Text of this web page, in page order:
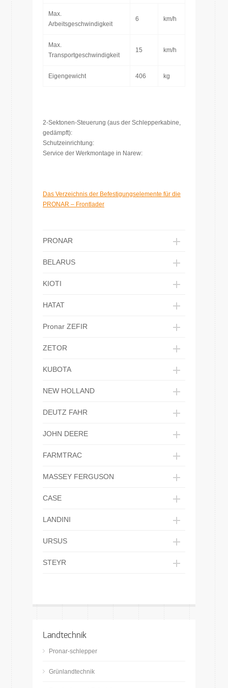
Max.
Arbeitsgeschwindigkeit
6 km/h
Max.
Transportgeschwindigkeit
15 km/h
Eigengewicht 406 kg
2-Sektonen-Steuerung (aus der Schlepperkabine,
gedämpft):
Schutzeinrichtung:
Service der Werkmontage in Narew:
Das Verzeichnis der Befestigungselemente für die
PRONAR – Frontlader
PRONAR
BELARUS
KIOTI
HATAT
Pronar ZEFIR
ZETOR
KUBOTA
NEW HOLLAND
DEUTZ FAHR
JOHN DEERE
FARMTRAC
MASSEY FERGUSON
CASE
LANDINI
URSUS
STEYR
Landtechnik
Pronar-schlepper
Grünlandtechnik